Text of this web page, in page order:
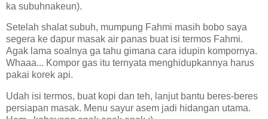
ka subuhnakeun).
Setelah shalat subuh, mumpung Fahmi masih bobo saya
segera ke dapur masak air panas buat isi termos Fahmi.
Agak lama soalnya ga tahu gimana cara idupin kompornya.
Whaaa... Kompor gas itu ternyata menghidupkannya harus
pakai korek api.
Udah isi termos, buat kopi dan teh, lanjut bantu beres-beres
persiapan masak. Menu sayur asem jadi hidangan utama.